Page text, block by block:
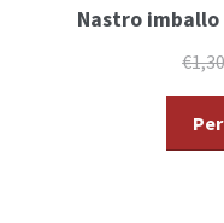
Nastro imballo
€1,30